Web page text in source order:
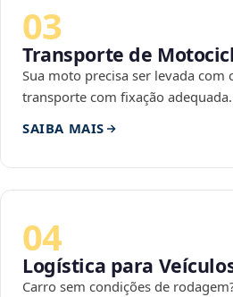
03
Transporte de
Sua moto precisa ser levada com
transporte com fixação adequada.
SAIBA MAIS
04
Logística para
Carro sem condições de